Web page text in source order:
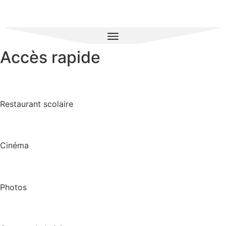
Accès rapide
Restaurant scolaire
Cinéma
Photos